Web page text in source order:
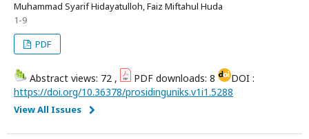
Muhammad Syarif Hidayatulloh, Faiz Miftahul Huda
1-9
PDF
Abstract views: 72 , PDF downloads: 8
DOI :
https://doi.org/10.36378/prosidinguniks.v1i1.5288
View All Issues